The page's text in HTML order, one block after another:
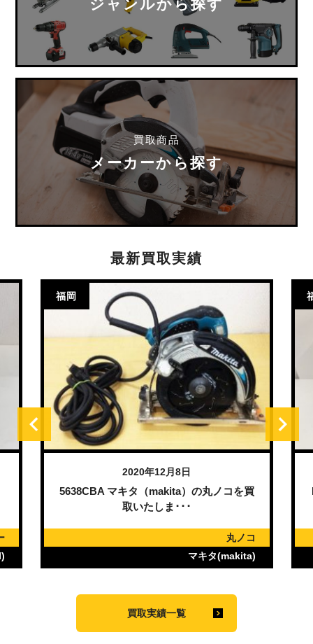
ジャンルから探す
買取商品
メーカーから探す
最新買取実績
福岡
2020年12月8日
5638CBA マキタ（makita）の丸ノコを買
取いたしま･･･
丸ノコ
マキタ(makita)
買取実績一覧